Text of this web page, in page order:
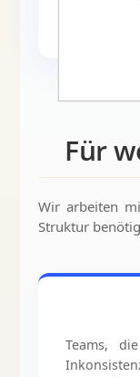
Für
Wir arbeiten
Struktur
Teams,